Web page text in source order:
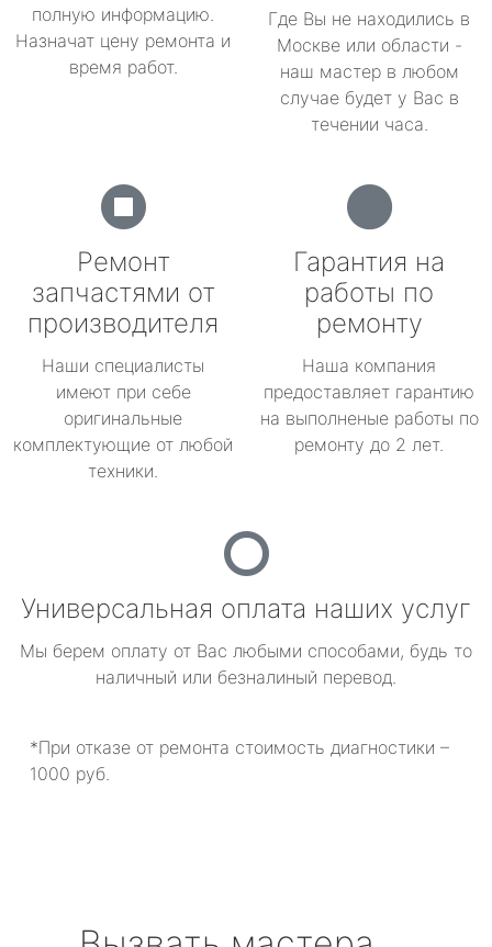
полную информацию.
Назначат цену ремонта и
время работ.
Где Вы не находились в
Москве или области -
наш мастер в любом
случае будет у Вас в
течении часа.
Ремонт
запчастями от
производителя
Наши специалисты
имеют при себе
оригинальные
комплектующие от любой
техники.
Гарантия на
работы по
ремонту
Наша компания
предоставляет гарантию
на выполненые работы по
ремонту до 2 лет.
Универсальная оплата наших услуг
Мы берем оплату от Вас любыми способами, будь то
наличный или безналиный перевод.
*При отказе от ремонта стоимость диагностики –
1000 руб.